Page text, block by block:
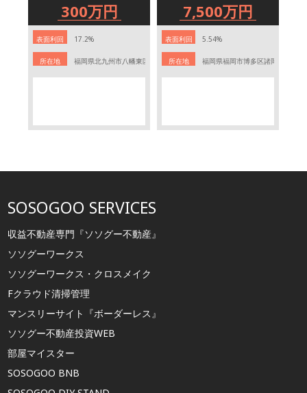
香台1丁目28-12
300万円
表面利回
り
17.2%
所在地 福岡県北九州市八幡東区荒手２丁目９−９
7,500万円
表面利回
り
5.54%
所在地 福岡県福岡市博多区諸岡5-14-15
SOSOGOO SERVICES
収益不動産専門『ソソグー不動産』
ソソグーワークス
ソソグーワークス・クロスメイク
Fクラウド清掃管理
マンスリーサイト『ボーダーレス』
ソソグー不動産投資WEB
部屋マイスター
SOSOGOO BNB